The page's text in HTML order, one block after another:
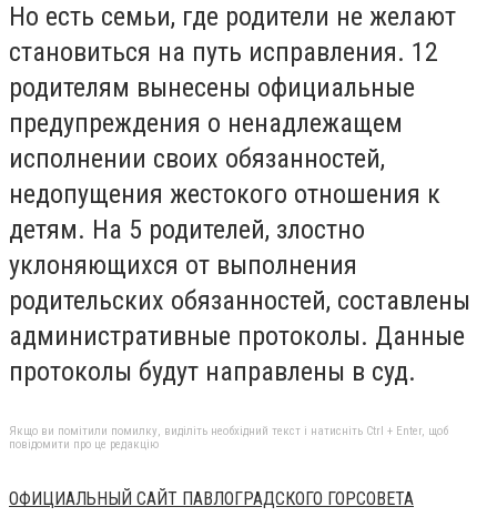
Но есть семьи, где родители не желают
становиться на путь исправления. 12
родителям вынесены официальные
предупреждения о ненадлежащем
исполнении своих обязанностей,
недопущения жестокого отношения к
детям. На 5 родителей, злостно
уклоняющихся от выполнения
родительских обязанностей, составлены
административные протоколы. Данные
протоколы будут направлены в суд.
Якщо ви помітили помилку, виділіть необхідний текст і натисніть Ctrl + Enter, щоб
повідомити про це редакцію
ОФИЦИАЛЬНЫЙ САЙТ ПАВЛОГРАДСКОГО ГОРСОВЕТА